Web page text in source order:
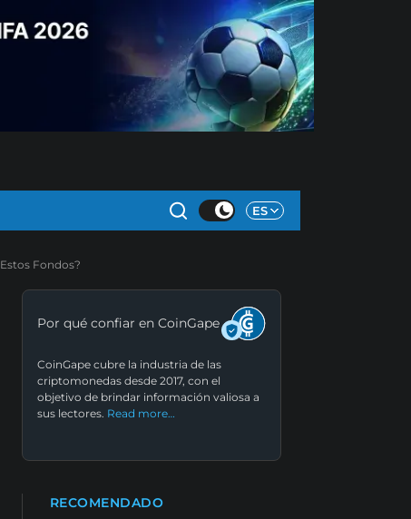
ES
Fondos?
Por qué confiar en CoinGape
CoinGape cubre la industria de las
criptomonedas desde 2017, con el
objetivo de brindar información valiosa a
sus lectores. Read more…
RECOMENDADO